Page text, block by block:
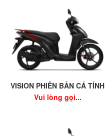
VISION PHIÊN BẢN CÁ TÍNH
Vui lòng gọi...